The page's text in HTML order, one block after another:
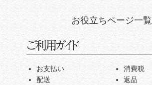
お役立ちページ一覧
ご利用ガイド
お支払い
配送
消費税
返品